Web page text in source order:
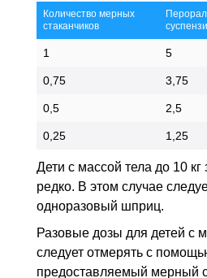
Количество мерных
стаканчиков
1 5
0,75 3,75
0,5 2,5
0,25 1,25
Дети с массой тела до 10
редко. В этом случае
одноразовый шприц.
Разовые дозы для детей с
следует отмерять с
предоставляемый мерный